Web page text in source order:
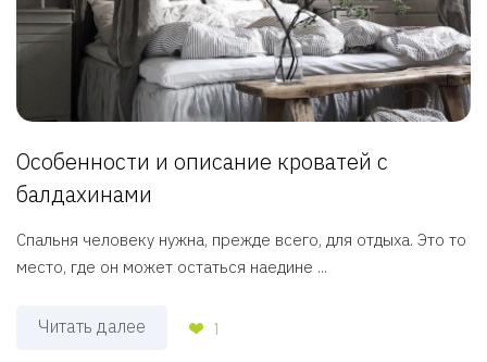
Особенности и описание кроватей с
балдахинами
Спальня человеку нужна, прежде всего, для отдыха. Это то
место, где он может остаться наедине ...
Читать далее 1